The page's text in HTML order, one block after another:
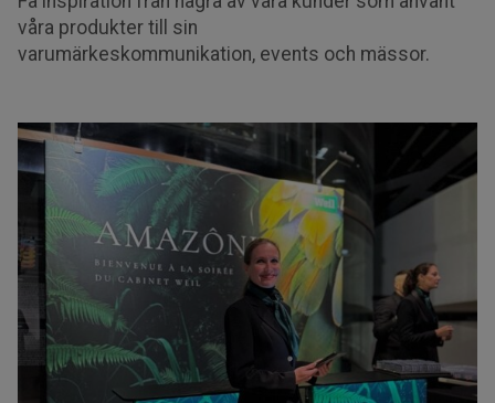
våra produkter till sin
varumärkeskommunikation, events och mässor.